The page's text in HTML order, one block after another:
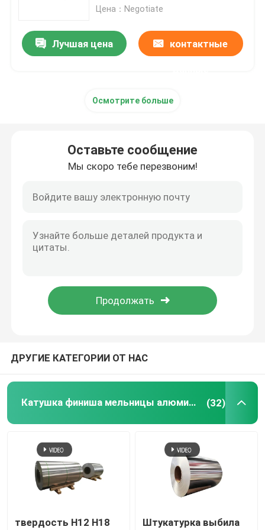
Лист алюминиевого сплава
Чистый алюминиевый слиток
Твердая алюминиевая штанга
Алюминиевая квадратная трубка
Рулон алюминиевой фольги
прокладки 6082 6063 17x8mm
Цена：Negotiate
Лучшая цена контактные
Осмотрите больше
Оставьте сообщение
Мы скоро тебе перезвоним!
ДРУГИЕ КАТЕГОРИИ ОТ НАС
Катушка финиша мельницы алюминиевая (32)
твердость H12 H18
Штукатурка выбила